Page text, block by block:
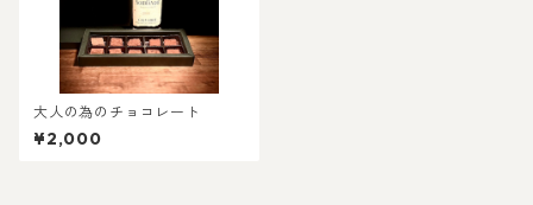
大人の為のチョコレート
¥2,000